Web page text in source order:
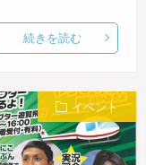
続きを読む
イベント